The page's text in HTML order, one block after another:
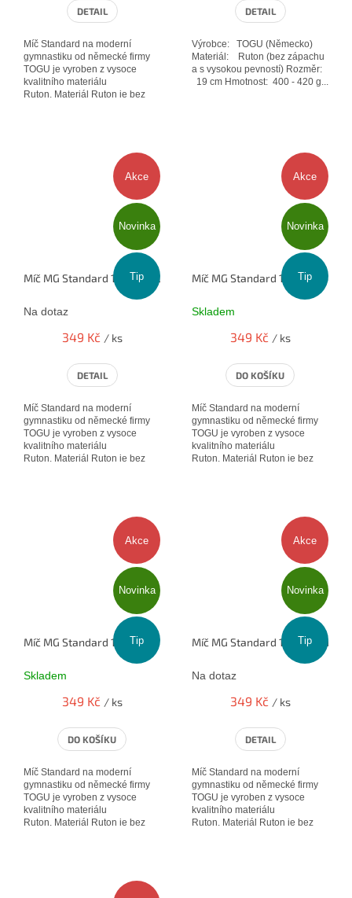
DETAIL
Míč Standard na moderní
gymnastiku od německé firmy
TOGU je vyroben z vysoce
kvalitního materiálu
Ruton. Materiál Ruton je bez
DETAIL
Výrobce: TOGU (Německo)
Materiál: Ruton (bez zápachu
a s vysokou pevností) Rozměr:
19 cm Hmotnost: 400 - 420 g...
Akce
Novinka
Tip
Míč MG Standard 19cm - (žlutá č.2)
Na dotaz
349 Kč / ks
DETAIL
Míč Standard na moderní
gymnastiku od německé firmy
TOGU je vyroben z vysoce
kvalitního materiálu
Ruton. Materiál Ruton je bez
Akce
Novinka
Tip
Míč MG Standard 19cm -
Skladem
349 Kč / ks
DO KOŠÍKU
Míč Standard na moderní
gymnastiku od německé firmy
TOGU je vyroben z vysoce
kvalitního materiálu
Ruton. Materiál Ruton je bez
Akce
Novinka
Tip
Míč MG Standard 19cm - (jablko č.5)
Skladem
349 Kč / ks
DO KOŠÍKU
Míč Standard na moderní
gymnastiku od německé firmy
TOGU je vyroben z vysoce
kvalitního materiálu
Ruton. Materiál Ruton je bez
Akce
Novinka
Tip
Míč MG Standard 19cm - (tyrkys
Na dotaz
349 Kč / ks
DETAIL
Míč Standard na moderní
gymnastiku od německé firmy
TOGU je vyroben z vysoce
kvalitního materiálu
Ruton. Materiál Ruton je bez